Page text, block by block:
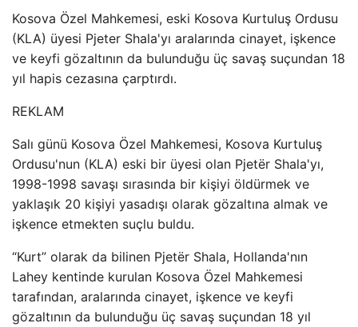
Kosova Özel Mahkemesi, eski Kosova Kurtuluş Ordusu
(KLA) üyesi Pjeter Shala'yı aralarında cinayet, işkence
ve keyfi gözaltının da bulunduğu üç savaş suçundan 18
yıl hapis cezasına çarptırdı.
REKLAM
Salı günü Kosova Özel Mahkemesi, Kosova Kurtuluş
Ordusu'nun (KLA) eski bir üyesi olan Pjetër Shala'yı,
1998-1998 savaşı sırasında bir kişiyi öldürmek ve
yaklaşık 20 kişiyi yasadışı olarak gözaltına almak ve
işkence etmekten suçlu buldu.
“Kurt” olarak da bilinen Pjetër Shala, Hollanda'nın
Lahey kentinde kurulan Kosova Özel Mahkemesi
tarafından, aralarında cinayet, işkence ve keyfi
gözaltının da bulunduğu üç savaş suçundan 18 yıl